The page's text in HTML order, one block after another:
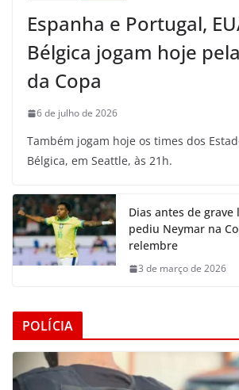
Espanha e Portugal,
Bélgica jogam hoje
da Copa
6 de julho de 2026
Também jogam hoje os times dos
Bélgica, em Seattle, às 21h.
Dias antes de grave
pediu Neymar na
relembre
3 de março de 2026
POLÍCIA